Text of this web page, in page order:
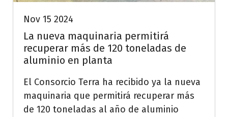
Nov 15 2024
La nueva maquinaria permitirá
recuperar más de 120 toneladas de
aluminio en planta
El Consorcio Terra ha recibido ya la nueva
maquinaria que permitirá recuperar más
de 120 toneladas al año de aluminio